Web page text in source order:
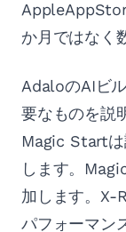
か月ではなく
AdaloのAIビ
要なものを説
Magic Startは
します。
加します。X-
パフォーマン